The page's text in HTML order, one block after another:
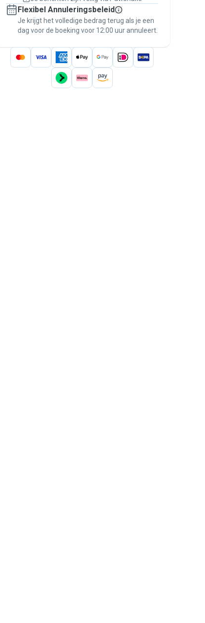
bericht tot betaling — en geniet van de
Pawshake Garantie.
Flexibel Annuleringsbeleid
Je krijgt het volledige bedrag terug als je een
dag voor de boeking voor 12:00 uur annuleert.